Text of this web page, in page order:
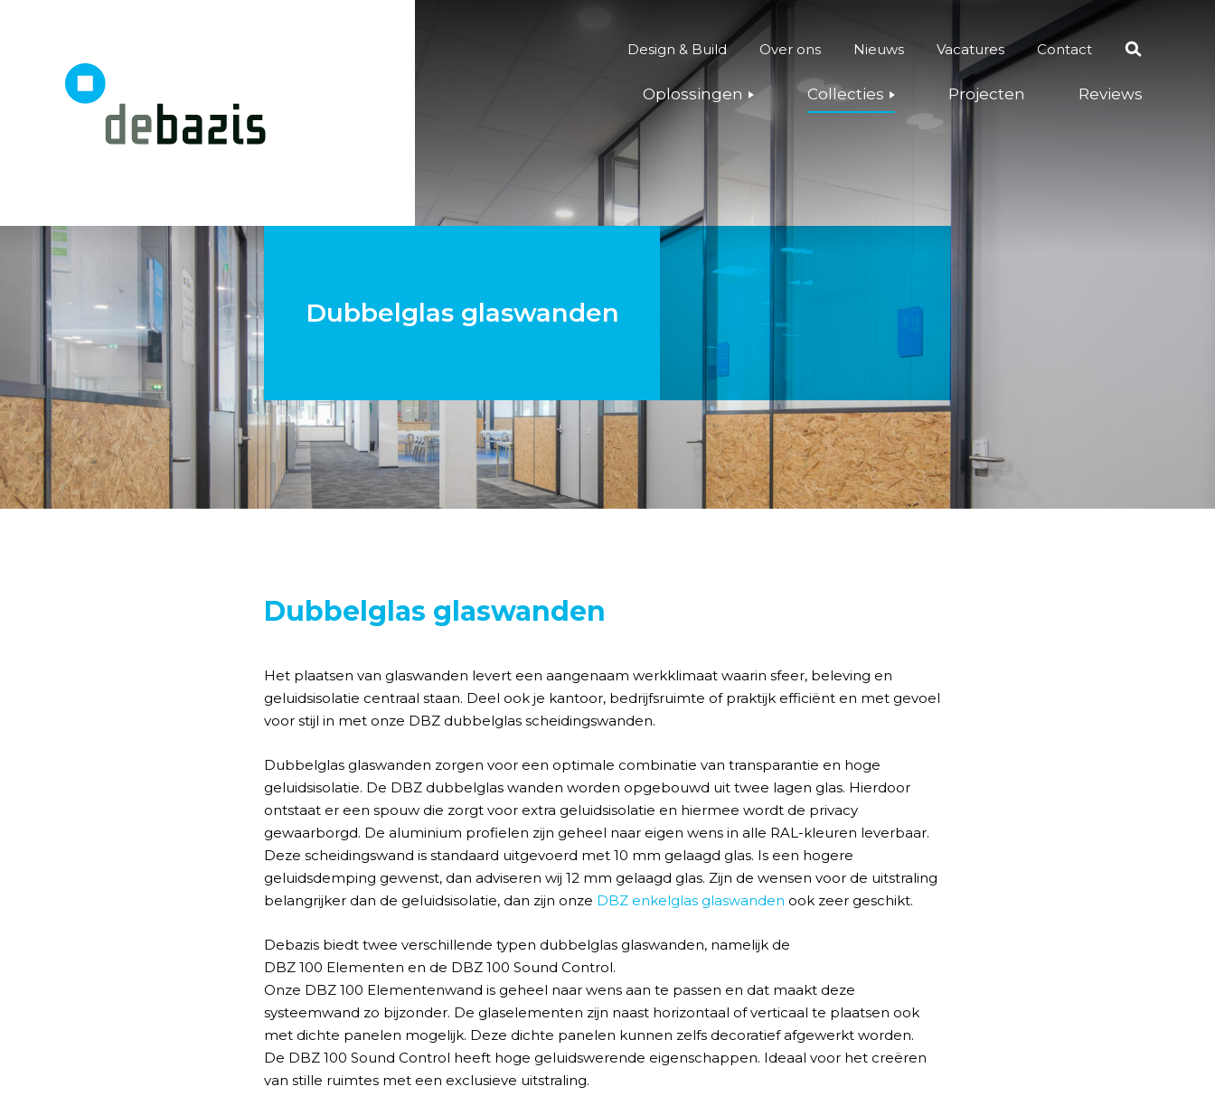
Oplossingen Collecties Projecten Reviews
Design & Build Over ons Nieuws Vacatures Contact
Dubbelglas glaswanden
Dubbelglas glaswanden
Het plaatsen van glaswanden levert een aangenaam werkklimaat waarin sfeer, beleving en
geluidsisolatie centraal staan. Deel ook je kantoor, bedrijfsruimte of praktijk efficiënt en met gevoel
voor stijl in met onze DBZ dubbelglas scheidingswanden.
Dubbelglas glaswanden zorgen voor een optimale combinatie van transparantie en hoge
geluidsisolatie. De DBZ dubbelglas wanden worden opgebouwd uit twee lagen glas. Hierdoor
ontstaat er een spouw die zorgt voor extra geluidsisolatie en hiermee wordt de privacy
gewaarborgd. De aluminium profielen zijn geheel naar eigen wens in alle RAL-kleuren leverbaar.
Deze scheidingswand is standaard uitgevoerd met 10 mm gelaagd glas. Is een hogere
geluidsdemping gewenst, dan adviseren wij 12 mm gelaagd glas. Zijn de wensen voor de uitstraling
belangrijker dan de geluidsisolatie, dan zijn onze DBZ enkelglas glaswanden ook zeer geschikt.
Debazis biedt twee verschillende typen dubbelglas glaswanden, namelijk de
DBZ 100 Elementen en de DBZ 100 Sound Control.
Onze DBZ 100 Elementenwand is geheel naar wens aan te passen en dat maakt deze
systeemwand zo bijzonder. De glaselementen zijn naast horizontaal of verticaal te plaatsen ook
met dichte panelen mogelijk. Deze dichte panelen kunnen zelfs decoratief afgewerkt worden.
De DBZ 100 Sound Control heeft hoge geluidswerende eigenschappen. Ideaal voor het creëren
van stille ruimtes met een exclusieve uitstraling.